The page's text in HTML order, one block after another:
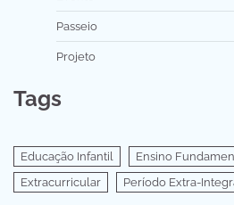
Passeio
Projeto
Tags
Educação Infantil Ensino
Extracurricular
Período Extra-